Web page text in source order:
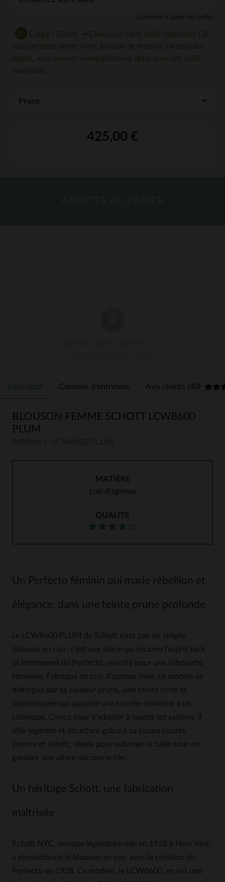
Consulter le guide des tailles
Coupe : Slimfit ➔ Choisissez votre taille habituelle ! Si
vous préférez porter votre blouson de manière un peu plus
ample, vous pouvez éventuellement opter pour une taille
supérieure.
425,00 €
Descriptif Conseils d'entretien Avis clients (40)
BLOUSON FEMME SCHOTT LCW8600
PLUM
MATIÈRE
cuir d'agneau
QUALITÉ
Un Perfecto féminin qui marie rébellion et
élégance, dans une teinte prune profonde
Le LCW8600 PLUM de Schott n’est pas un simple
blouson en cuir: c’est une pièce qui incarne l’esprit rock
et intemporel du Perfecto, revisité pour une silhouette
féminine. Fabriqué en cuir d’agneau lisse, ce modèle se
distingue par sa couleur prune, une teinte riche et
sophistiquée qui apporte une touche moderne à un
classique. Conçu pour s’adapter à toutes les saisons, il
allie légèreté et structure grâce à sa coupe courte,
cintrée et slimfit, idéale pour sublimer la taille tout en
gardant une allure décontractée.
Un héritage Schott, une fabrication
maîtrisée
Schott NYC, marque légendaire née en 1928 à New York,
a révolutionné le blouson en cuir avec la création du
Perfecto en 1928. Ce modèle, le LCW8600, en est une